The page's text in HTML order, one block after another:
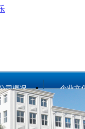
司概况
司简介
理致辞
企业文
公司画
公司宣